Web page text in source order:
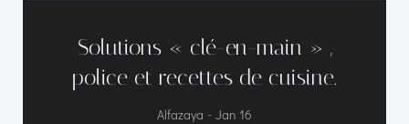
Solutions « clé-en-main » ,
police et recettes de cuisine.
Alfazaya - Jan 16